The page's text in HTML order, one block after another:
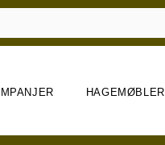
HAGEMØBLER